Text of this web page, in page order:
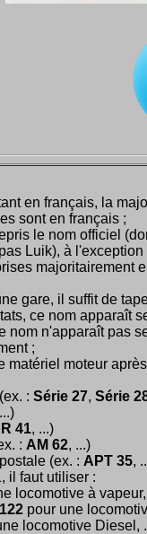
en français, la
sont en français ;
le nom officiel
Luik), à l'exception
majoritairement
gare, il suffit de
ce nom apparaît
nom n'apparaît pas
;
matériel moteur après
: Série 27, Série
41, ...)
: AM 62, ...)
(ex. : APT 35,
il faut utiliser :
locomotive à
pour une
locomotive Diesel,